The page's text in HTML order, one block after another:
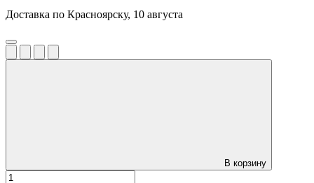
Доставка по Красноярску, 10 августа
В корзину